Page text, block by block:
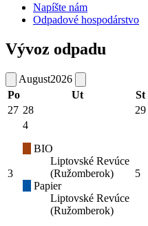
Napíšte nám
Odpadové hospodárstvo
Vývoz odpadu
August2026
Po
Ut St
27 28 29
3
4
BIO
Liptovské Revúce
(Ružomberok)
Papier
Liptovské Revúce
(Ružomberok)
5